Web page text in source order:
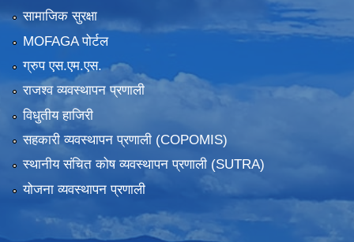
सामाजिक सुरक्षा
MOFAGA पोर्टल
ग्रुप एस.एम.एस.
राजश्व व्यवस्थापन प्रणाली
विधुतीय हाजिरी
सहकारी व्यवस्थापन प्रणाली (COPOMIS)
स्थानीय संचित कोष व्यवस्थापन प्रणाली (SUTRA)
योजना व्यवस्थापन प्रणाली